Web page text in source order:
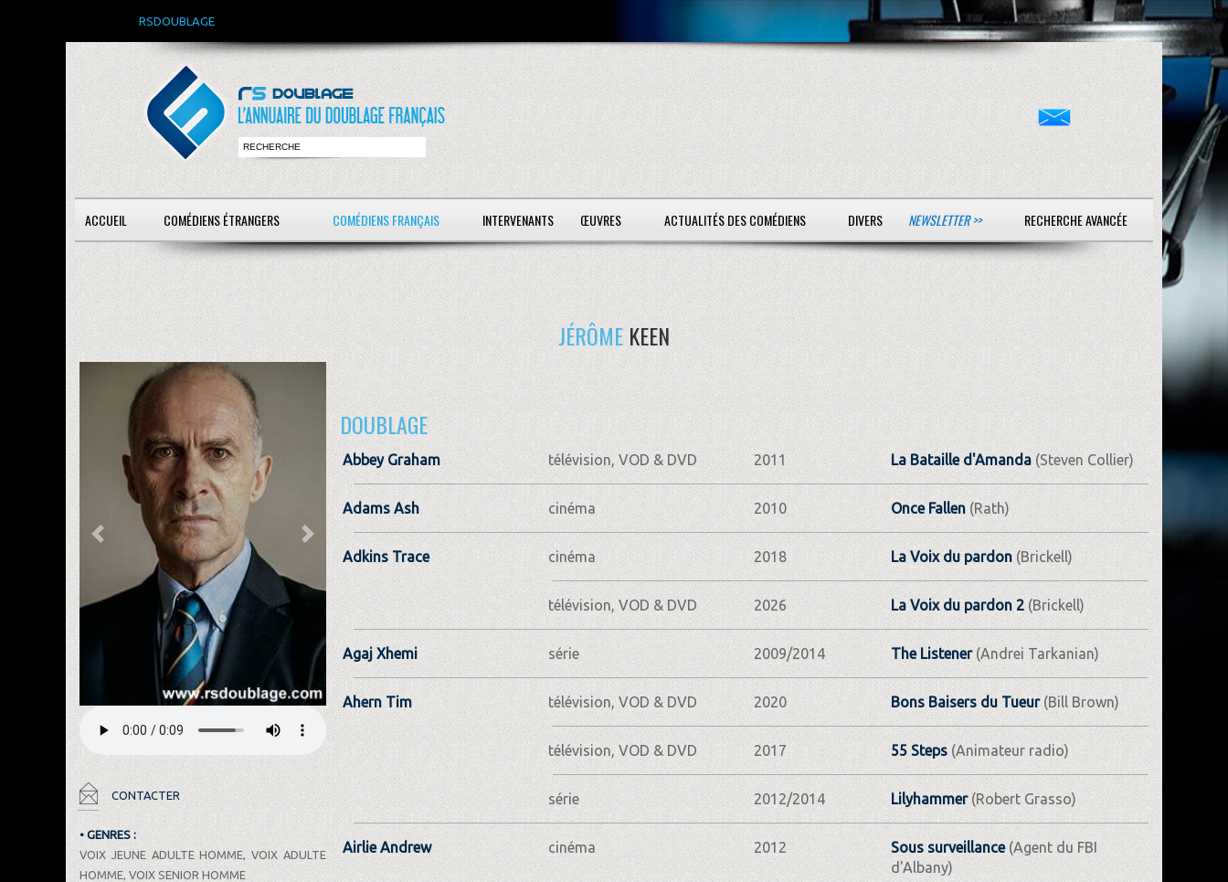
RSDOUBLAGE
ACCUEIL COMÉDIENS ÉTRANGERS COMÉDIENS FRANÇAIS INTERVENANTS ŒUVRES ACTUALITÉS DES COMÉDIENS DIVERS NEWSLETTER >> RECHERCHE AVANCÉE
JÉRÔMEKEEN
Previous Next
CONTACTER
• GENRES :
VOIX JEUNE ADULTE HOMME, VOIX ADULTE
HOMME, VOIX SENIOR HOMME
DOUBLAGE
Abbey Graham télévision, VOD & DVD 2011 La Bataille d'Amanda(Steven Collier)
Adams Ash cinéma 2010 Once Fallen(Rath)
Adkins Trace cinéma 2018 La Voix du pardon (Brickell)
télévision, VOD & DVD 2026 La Voix du pardon 2 (Brickell)
Agaj Xhemi série 2009/2014 The Listener(Andrei Tarkanian)
Ahern Tim télévision, VOD & DVD 2020 Bons Baisers du Tueur(Bill Brown)
télévision, VOD & DVD 2017 55 Steps (Animateur radio)
série 2012/2014 Lilyhammer(Robert Grasso)
Airlie Andrew cinéma 2012 Sous surveillance(Agent du FBI
d'Albany)